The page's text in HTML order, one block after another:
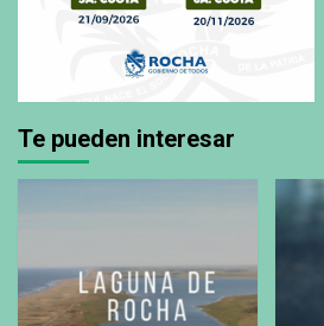
Te pueden interesar